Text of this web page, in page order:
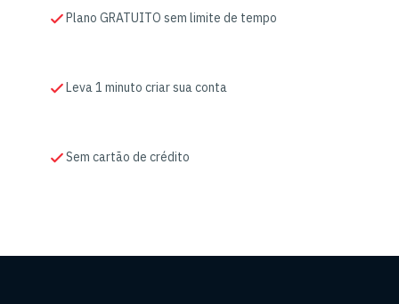
Plano GRATUITO sem limite de tempo
Leva 1 minuto criar sua conta
Sem cartão de crédito